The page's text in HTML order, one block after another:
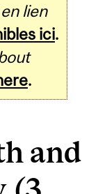
lien
ici.
.
and